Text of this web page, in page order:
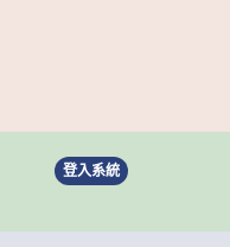
登入系統